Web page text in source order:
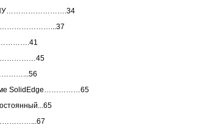
ЧПУ…………………….34
SolidEdge……………65